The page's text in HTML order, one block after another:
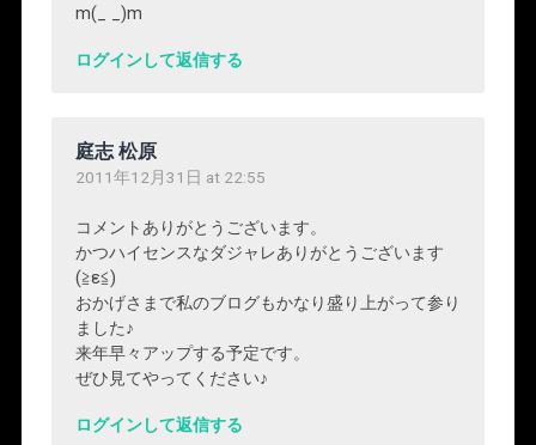
m(_ _)m
ログインして返信する
庭志 松原
2011年12月31日 at 22:55
コメントありがとうございます。
かつハイセンスなダジャレありがとうございます
(≧ε≦)
おかげさまで私のブログもかなり盛り上がって参り
ました♪
来年早々アップする予定です。
ぜひ見てやってください♪
ログインして返信する